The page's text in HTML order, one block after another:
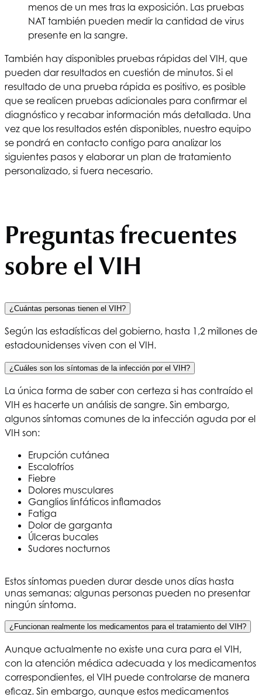
menos de un mes tras la exposición. Las pruebas
NAT también pueden medir la cantidad de virus
presente en la sangre.
También hay disponibles pruebas rápidas del VIH, que
pueden dar resultados en cuestión de minutos. Si el
resultado de una prueba rápida es positivo, es posible
que se realicen pruebas adicionales para confirmar el
diagnóstico y recabar información más detallada. Una
vez que los resultados estén disponibles, nuestro equipo
se pondrá en contacto contigo para analizar los
siguientes pasos y elaborar un plan de tratamiento
personalizado, si fuera necesario.
Preguntas frecuentes
sobre el VIH
¿Cuántas personas tienen el VIH?
Según las estadísticas del gobierno, hasta 1,2 millones de
estadounidenses viven con el VIH.
¿Cuáles son los síntomas de la infección por el VIH?
La única forma de saber con certeza si has contraído el
VIH es hacerte un análisis de sangre. Sin embargo,
algunos síntomas comunes de la infección aguda por el
VIH son:
Erupción cutánea
Escalofríos
Fiebre
Dolores musculares
Ganglios linfáticos inflamados
Fatiga
Dolor de garganta
Úlceras bucales
Sudores nocturnos
Estos síntomas pueden durar desde unos días hasta
unas semanas; algunas personas pueden no presentar
ningún síntoma.
¿Funcionan realmente los medicamentos para el tratamiento del VIH?
Aunque actualmente no existe una cura para el VIH,
con la atención médica adecuada y los medicamentos
correspondientes, el VIH puede controlarse de manera
eficaz. Sin embargo, aunque estos medicamentos